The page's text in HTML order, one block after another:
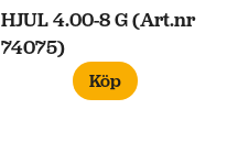
HJUL 4.00-8 G (Art.nr
74075)
Köp